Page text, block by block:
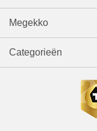
Megekko
Categorieën